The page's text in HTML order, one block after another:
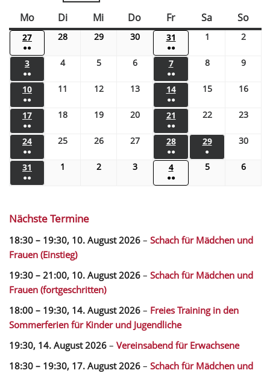
Mo
Di Mi Do Fr Sa So
27
●●
28 29 30 31
●●
1 2
3
●●
4 5 6 7
●●
8 9
10
●●
11 12 13 14
●●
15 16
17
●●
18 19 20 21
●●
22 23
24
●●
25 26 27 28
●●
29
●
30
31
●●
1 2 3 4
●●
5 6
Nächste Termine
18:30 – 19:30, 10. August 2026 – Schach für Mädchen und
Frauen (Einstieg)
19:30 – 21:00, 10. August 2026 – Schach für Mädchen und
Frauen (fortgeschritten)
18:00 – 19:30, 14. August 2026 – Freies Training in den
Sommerferien für Kinder und Jugendliche
19:30, 14. August 2026 – Vereinsabend für Erwachsene
18:30 – 19:30, 17. August 2026 – Schach für Mädchen und